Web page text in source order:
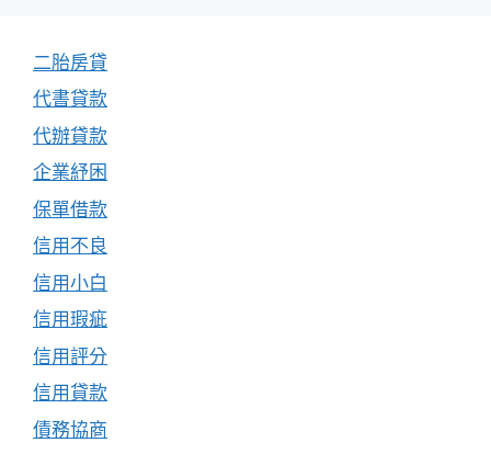
二胎房貸
代書貸款
代辦貸款
企業紓困
保單借款
信用不良
信用小白
信用瑕疵
信用評分
信用貸款
債務協商